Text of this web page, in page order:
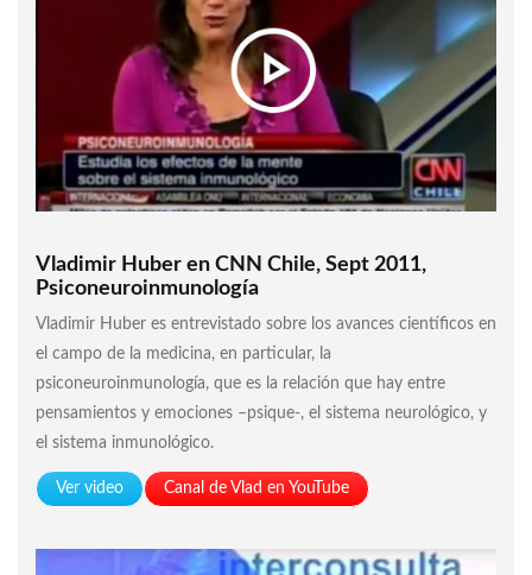
Vladimir Huber en CNN Chile, Sept 2011,
Psiconeuroinmunología
Vladimir Huber es entrevistado sobre los avances científicos en
el campo de la medicina, en particular, la
psiconeuroinmunología, que es la relación que hay entre
pensamientos y emociones –psique-, el sistema neurológico, y
el sistema inmunológico.
Ver video Canal de Vlad en YouTube